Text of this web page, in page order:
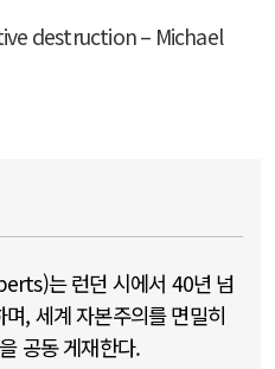
destruction – Michael
는 런던 시에서 40년 넘
, 세계 자본주의를 면밀히
공동 게재한다.